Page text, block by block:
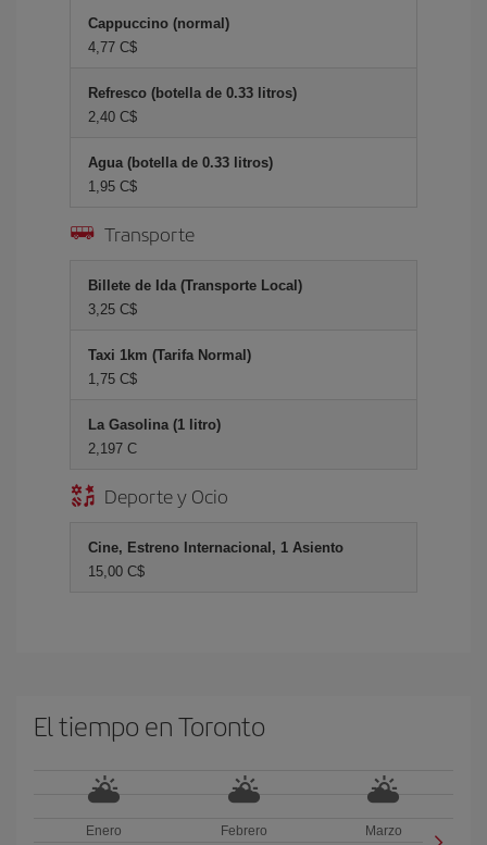
Cappuccino (normal)
4,77 C$
Refresco (botella de 0.33 litros)
2,40 C$
Agua (botella de 0.33 litros)
1,95 C$
Transporte
Billete de Ida (Transporte Local)
3,25 C$
Taxi 1km (Tarifa Normal)
1,75 C$
La Gasolina (1 litro)
2,197 C
Deporte y Ocio
Cine, Estreno Internacional, 1 Asiento
15,00 C$
El tiempo en Toronto
Enero
Febrero
Marzo